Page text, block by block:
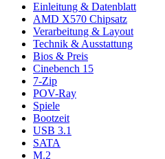
Einleitung & Datenblatt
AMD X570 Chipsatz
Verarbeitung & Layout
Technik & Ausstattung
Bios & Preis
Cinebench 15
7-Zip
POV-Ray
Spiele
Bootzeit
USB 3.1
SATA
M.2